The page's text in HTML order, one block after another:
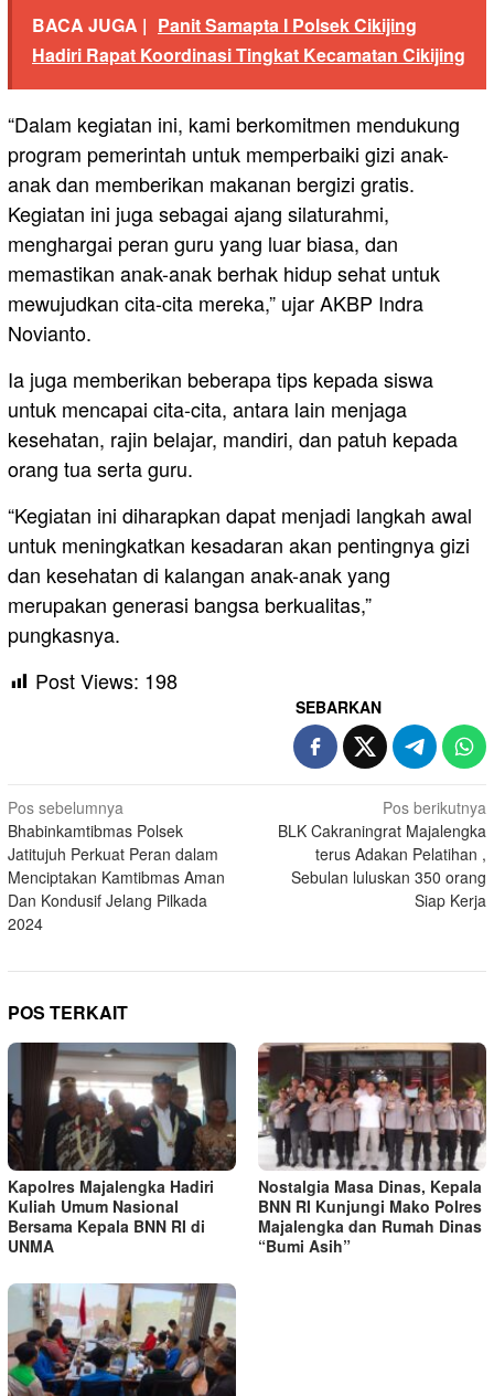
BACA JUGA | Panit Samapta I Polsek Cikijing
Hadiri Rapat Koordinasi Tingkat Kecamatan Cikijing
“Dalam kegiatan ini, kami berkomitmen mendukung
program pemerintah untuk memperbaiki gizi anak-
anak dan memberikan makanan bergizi gratis.
Kegiatan ini juga sebagai ajang silaturahmi,
menghargai peran guru yang luar biasa, dan
memastikan anak-anak berhak hidup sehat untuk
mewujudkan cita-cita mereka,” ujar AKBP Indra
Novianto.
Ia juga memberikan beberapa tips kepada siswa
untuk mencapai cita-cita, antara lain menjaga
kesehatan, rajin belajar, mandiri, dan patuh kepada
orang tua serta guru.
“Kegiatan ini diharapkan dapat menjadi langkah awal
untuk meningkatkan kesadaran akan pentingnya gizi
dan kesehatan di kalangan anak-anak yang
merupakan generasi bangsa berkualitas,”
pungkasnya.
Post Views: 198
SEBARKAN
Navigasi
pos
Pos sebelumnya
Bhabinkamtibmas Polsek
Jatitujuh Perkuat Peran dalam
Menciptakan Kamtibmas Aman
Dan Kondusif Jelang Pilkada
2024
Pos berikutnya
BLK Cakraningrat Majalengka
terus Adakan Pelatihan ,
Sebulan luluskan 350 orang
Siap Kerja
POS TERKAIT
Kapolres Majalengka Hadiri
Kuliah Umum Nasional
Bersama Kepala BNN RI di
UNMA
Nostalgia Masa Dinas, Kepala
BNN RI Kunjungi Mako Polres
Majalengka dan Rumah Dinas
“Bumi Asih”